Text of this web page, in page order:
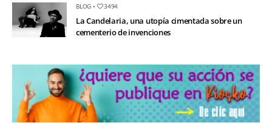
BLOG • 3494
La Candelaria, una utopía cimentada sobre un
cementerio de invenciones